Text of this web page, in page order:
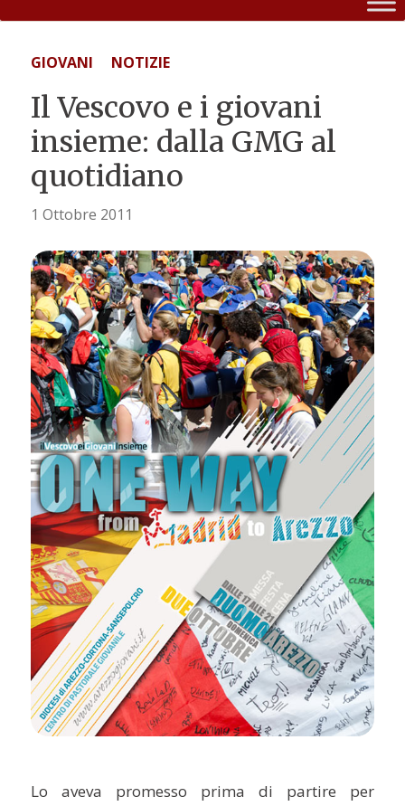
GIOVANI NOTIZIE
Il Vescovo e i giovani
insieme: dalla GMG al
quotidiano
1 Ottobre 2011
Lo aveva promesso prima di partire per